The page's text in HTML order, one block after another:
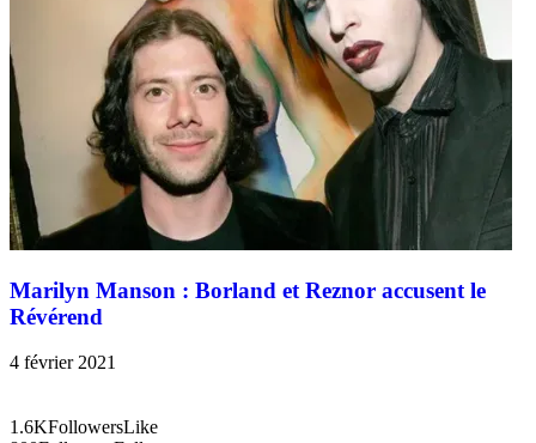
Marilyn Manson : Borland et Reznor accusent le
Révérend
4 février 2021
1.6KFollowersLike